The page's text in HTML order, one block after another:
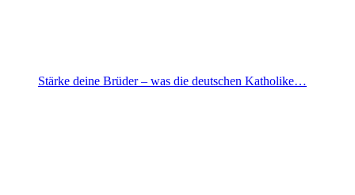
Stärke deine Brüder – was die deutschen Katholike…